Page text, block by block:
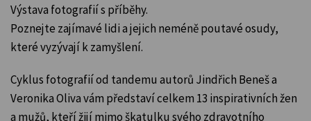
Výstava fotografií s příběhy.
Poznejte zajímavé lidi a jejich neméně poutavé osudy,
které vyzývají k zamyšlení.
Cyklus fotografií od tandemu autorů Jindřich Beneš a
Veronika Oliva vám představí celkem 13 inspirativních žen
a mužů, kteří žijí mimo škatulku svého zdravotního